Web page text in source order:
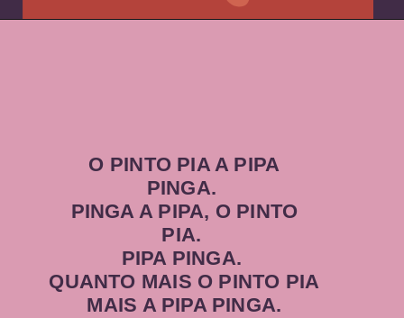
O PINTO PIA A PIPA
PINGA.
PINGA A PIPA, O PINTO
PIA.
PIPA PINGA.
QUANTO MAIS O PINTO PIA
MAIS A PIPA PINGA.